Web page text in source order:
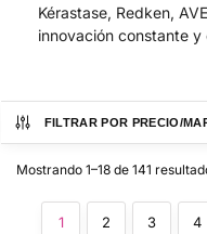
Kérastase, Redken,
innovación constante
FILTRAR POR PRECIO/
Mostrando 1–18 de 141
1 2 3 4